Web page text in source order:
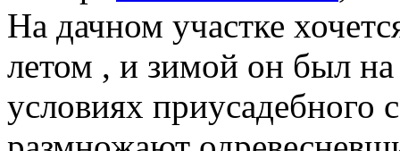
На дачном участке
летом , и зимой он был
условиях приусадебного